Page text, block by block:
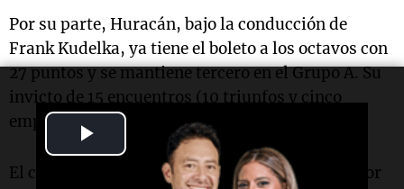
Video
Por su parte, Huracán, bajo la conducción de
Frank Kudelka, ya tiene el boleto a los octavos con
27 puntos y se mantiene tercero en el Grupo A. Su
invicto de 15 encuentros (10 triunfos y cinco
empates) llegó a su fin en Rosario.
El cierre del encuentro dejópolémica: el defensor